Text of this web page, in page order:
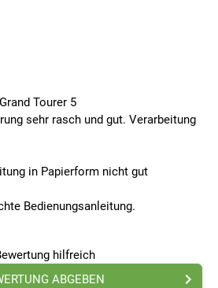
Tourer 5
sehr rasch und gut. Verarbeitung
in Papierform nicht gut
Bedienungsanleitung.
hilfreich
ABGEBEN